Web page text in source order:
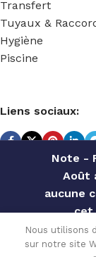
Note -
Août
aucune
cet
pour
Transfert
Tuyaux &
Hygiène
Piscine
Liens sociaux:
Nous utilisons
sur notre site
TEKBA-R
803 WIFI